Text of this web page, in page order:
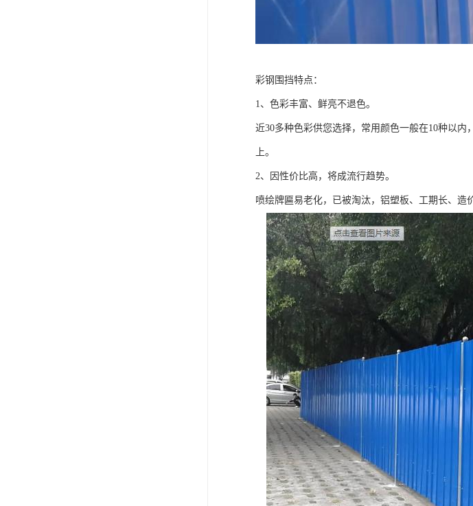
彩钢围挡特点：
1、色彩丰富、鲜亮不退色。
近30多种色彩供您选择，常用颜色一般在10种以
上。
2、因性价比高，将成流行趋势。
喷绘牌匾易老化，已被淘汰，铝塑板、工期长、造